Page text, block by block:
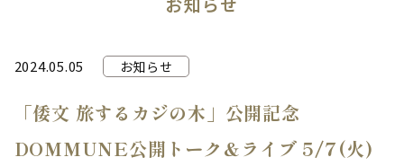
2024.05.05 お知らせ
「倭文 旅するカジの木」公開記念
DOMMUNE公開トーク＆ライブ 5/7(火)